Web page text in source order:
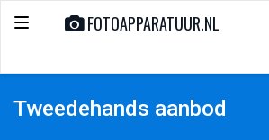
Toggle
FOTOAPPARATUUR.NL
Tweedehands aanbod